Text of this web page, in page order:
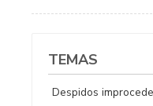
TEMAS
Despidos
económica que le